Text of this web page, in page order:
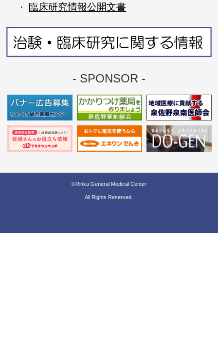
臨床研究情報公開⽂書
- SPONSOR -
©Rinku General Medical Center
All Rights Reserved.